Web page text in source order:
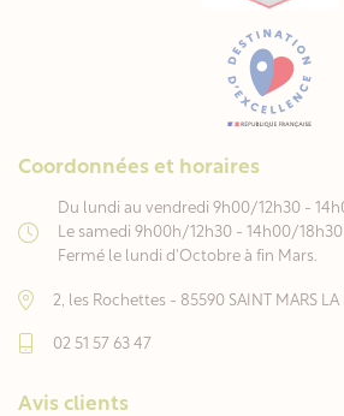
Coordonnées et horaires
Du lundi au vendredi 9h00/12h30 -
Le samedi 9h00h/12h30 - 14h00/18h30
Fermé le lundi d'Octobre à fin Mars.
2, les Rochettes - 85590 SAINT MARS LA
02 51 57 63 47
Avis clients